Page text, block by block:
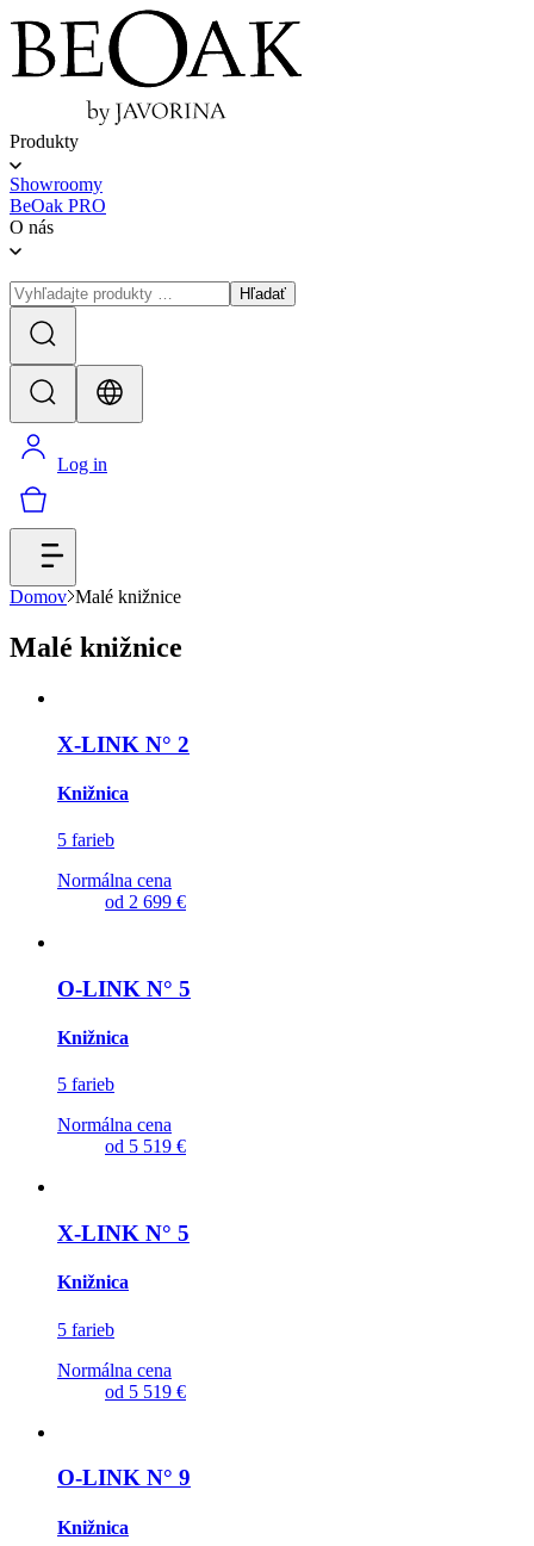
Produkty
Showroomy
BeOak PRO
O nás
Hľadať
Log in
Domov Malé knižnice
Malé knižnice
X-LINK N° 2
Knižnica
5 farieb
Normálna cena
od 2 699 €
O-LINK N° 5
Knižnica
5 farieb
Normálna cena
od 5 519 €
X-LINK N° 5
Knižnica
5 farieb
Normálna cena
od 5 519 €
O-LINK N° 9
Knižnica